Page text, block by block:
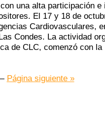
una alta participación
El 17 y 18 de
Cardiovasculares,
Condes. La actividad
de CLC, comenzó con
Página siguiente »